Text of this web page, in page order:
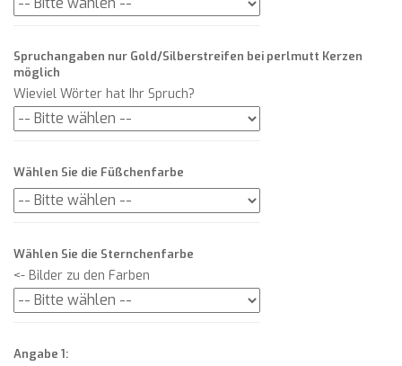
Spruchangaben nur Gold/Silberstreifen bei perlmutt Kerzen
möglich
Wieviel Wörter hat Ihr Spruch?
Wählen Sie die Füßchenfarbe
Wählen Sie die Sternchenfarbe
<- Bilder zu den Farben
Angabe 1: